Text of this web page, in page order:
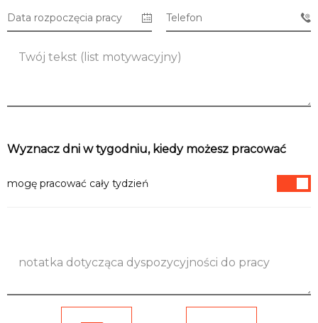
Informacje
Data rozpoczęcia pracy Telefon
Wyznacz dni w tygodniu, kiedy możesz pracować
mogę pracować cały tydzień